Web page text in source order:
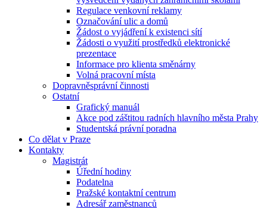
Regulace venkovní reklamy
Označování ulic a domů
Žádost o vyjádření k existenci sítí
Žádosti o využití prostředků elektronické
prezentace
Informace pro klienta směnárny
Volná pracovní místa
Dopravněsprávní činnosti
Ostatní
Grafický manuál
Akce pod záštitou radních hlavního města Prahy
Studentská právní poradna
Co dělat v Praze
Kontakty
Magistrát
Úřední hodiny
Podatelna
Pražské kontaktní centrum
Adresář zaměstnanců